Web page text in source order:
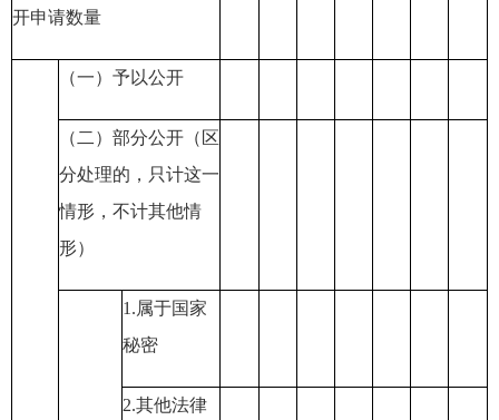
开申请数量
（一）予以公开
（二）部分公开 （区
分处理的，只计这一
情形，不计其他情
形）
1.属于国家
秘密
2.其他法律